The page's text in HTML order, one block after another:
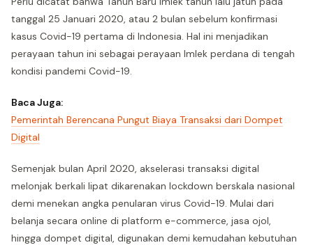
tanggal 25 Januari 2020, atau 2 bulan sebelum konfirmasi
kasus Covid-19 pertama di Indonesia. Hal ini menjadikan
perayaan tahun ini sebagai perayaan Imlek perdana di tengah
kondisi pandemi Covid-19.
Baca Juga:
Pemerintah Berencana Pungut Biaya Transaksi dari Dompet
Digital
Semenjak bulan April 2020, akselerasi transaksi digital
melonjak berkali lipat dikarenakan lockdown berskala nasional
demi menekan angka penularan virus Covid-19. Mulai dari
belanja secara online di platform e-commerce, jasa ojol,
hingga dompet digital, digunakan demi kemudahan kebutuhan